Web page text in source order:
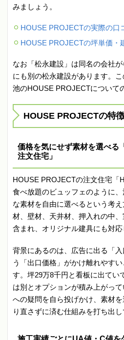
みましょう。
HOUSE PROJECTの実際の口
HOUSE PROJECTの坪単価・
なお「松永建設」は同名の会社
にも別の松永建設があります。
池のHOUSE PROJECTについて
HOUSE PROJECTの特
価格を気にせず素材を選べる
注文住宅」
HOUSE PROJECTの注文住宅「
食べ放題のビュッフェのように
な素材を自由に選べるという考
材、壁材、天井材、押入れの中
含まれ、オリジナル建具にも対応
背景にあるのは、広告に出る「
う「出口価格」がかけ離れやす
す。坪29万8千円と看板に出てい
は別とオプションが積み上がっ
への疑問を自ら投げかけ、素材
り直さずに済む仕組みを打ち出し